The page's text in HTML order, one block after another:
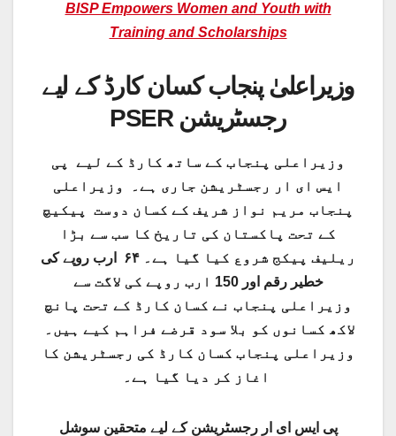
BISP Empowers Women and Youth with
Training and Scholarships
وزیراعلیٰ پنجاب کسان کارڈ کے لیے
PSER رجسٹریشن
وزیراعلی پنجاب کے ساتھ کارڈ کے لیے پی
ایس ای ار رجسٹریشن جاری ہے۔ وزیراعلی
پنجاب مریم نواز شریف کے کسان دوست پیکیچ
کے تحت پاکستان کی تاریخ کا سب سے بڑا
ریلیف پیکج شروع کیا گیا ہے۔ ۶۴ ارب روپے کی
خطیر رقم اور 150 ارب روپے کی لاگت سے
وزیراعلی پنجاب نے کسان کارڈ کے تحت پانچ
لاکھ کسانوں کو بلا سود قرضے فراہم کیے ہیں۔
وزیراعلی پنجاب کسان کارڈ کی رجسٹریشن کا
پی ایس ای ار رجسٹریشن کے لیے متحقین سوشل